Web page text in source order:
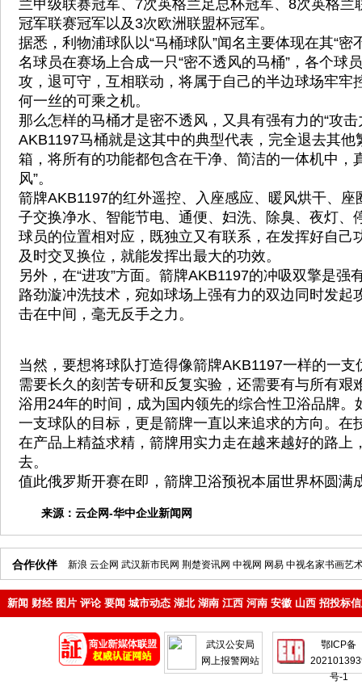
兰甲级联赛冠军、7次英格兰足总杯冠军、8次英格兰
冠军联赛冠军以及3次欧洲联盟杯冠军。
据悉，利物浦球队以“马桶球队”闻名主要体现在其“密
名球员在赛场上合成一只“密不透风的马桶”，各个球
攻，退可守，互相联动，将属于自己的半边球场牢牢
何一丝的可乘之机。
那么怎样的马桶才是密不透风，又具有强有力的“攻击
AKB1197马桶就是这其中的典型代表，完全退去其他
箱，将所有的功能都包含在干净、简洁的一体机中，
风”。
箭牌AKB1197的红外遥控、入座感应、暖风烘干、座
子交换净水、智能节电、通便、妇洗、除臭、夜灯、
球员的位置相对应，既独立又有联系，在发挥好自己
及时交叉换位，就能发挥出最大的功效。
另外，在“进攻”方面。箭牌AKB1197的冲吸双擎是强
路劲漩冲洗技术，宛如球场上强有力的双边同时发起
击在中间，毫无反手之力。
当然，要想将球队打造得像箭牌AKB1197一样的一
需要长久的刻苦专研和反复实验，还需要有与所有艰
浴用24年的时间，成为国内领先的综合性卫浴品牌。
一支球队的目标，更是箭牌一直以来追求的方向。在
在产品上精益求精，箭牌用实力走在越来越好的路上
去。
值此俄罗斯开赛在即，箭牌卫浴预祝本届世界杯圆满
来源： 云企网-华中企业新闻网
合作伙伴 新浪 云企网 武汉新市民网 荆楚资讯网 中视网 网易 中视名家书画艺
新闻 财经 图片 评论 要闻 城市动态 湖北 湖南 江西 河南 安徽 山西 招投标
武汉公安局
网上报警网站
鄂ICP备
号-1